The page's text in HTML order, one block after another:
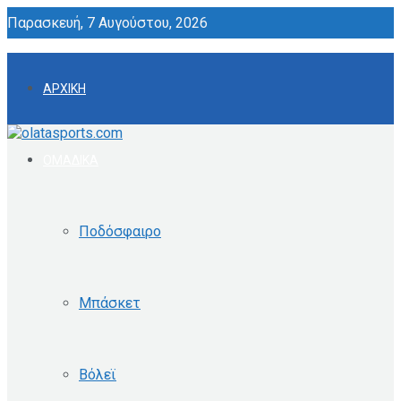
Παρασκευή, 7 Αυγούστου, 2026
ΑΡΧΙΚΗ
Ποδόσφαιρο
Μπάσκετ
Βόλεϊ